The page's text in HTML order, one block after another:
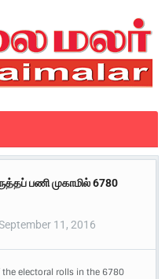
பணி முகாமில் 6780
11, 2016
electoral rolls in the 6780